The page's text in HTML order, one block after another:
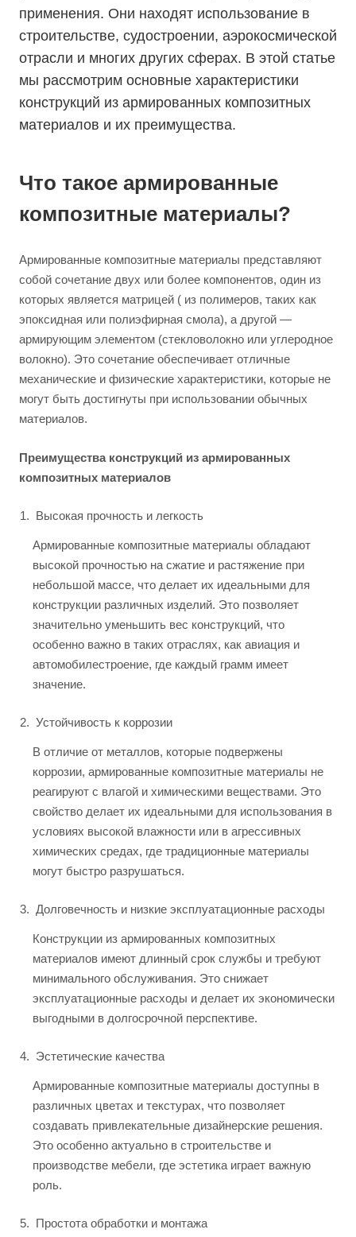
применения. Они находят использование в
строительстве, судостроении, аэрокосмической
отрасли и многих других сферах. В этой статье
мы рассмотрим основные характеристики
конструкций из армированных композитных
материалов и их преимущества.
Что такое армированные
композитные материалы?
Армированные композитные материалы представляют
собой сочетание двух или более компонентов, один из
которых является матрицей ( из полимеров, таких как
эпоксидная или полиэфирная смола), а другой —
армирующим элементом (стекловолокно или углеродное
волокно). Это сочетание обеспечивает отличные
механические и физические характеристики, которые не
могут быть достигнуты при использовании обычных
материалов.
Преимущества конструкций из армированных
композитных материалов
Высокая прочность и легкость
Армированные композитные материалы обладают
высокой прочностью на сжатие и растяжение при
небольшой массе, что делает их идеальными для
конструкции различных изделий. Это позволяет
значительно уменьшить вес конструкций, что
особенно важно в таких отраслях, как авиация и
автомобилестроение, где каждый грамм имеет
значение.
Устойчивость к коррозии
В отличие от металлов, которые подвержены
коррозии, армированные композитные материалы не
реагируют с влагой и химическими веществами. Это
свойство делает их идеальными для использования в
условиях высокой влажности или в агрессивных
химических средах, где традиционные материалы
могут быстро разрушаться.
Долговечность и низкие эксплуатационные расходы
Конструкции из армированных композитных
материалов имеют длинный срок службы и требуют
минимального обслуживания. Это снижает
эксплуатационные расходы и делает их экономически
выгодными в долгосрочной перспективе.
Эстетические качества
Армированные композитные материалы доступны в
различных цветах и текстурах, что позволяет
создавать привлекательные дизайнерские решения.
Это особенно актуально в строительстве и
производстве мебели, где эстетика играет важную
роль.
Простота обработки и монтажа